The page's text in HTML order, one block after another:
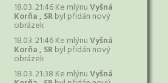
18.03. 21:46 Ke mlýnuVyšná
Korňa , SRbyl přidán nový
obrázek
18.03. 21:46 Ke mlýnuVyšná
Korňa , SRbyl přidán nový
obrázek
18.03. 21:38 Ke mlýnuVyšná